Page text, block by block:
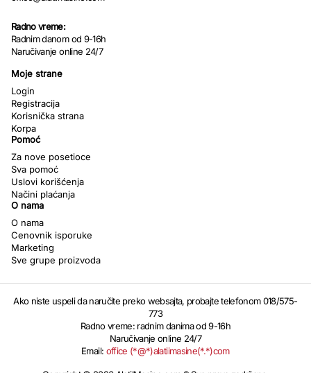
Radno vreme:
Radnim danom od 9-16h
Naručivanje online 24/7
Moje strane
Login
Registracija
Korisnička strana
Korpa
Pomoć
Za nove posetioce
Sva pomoć
Uslovi korišćenja
Načini plaćanja
O nama
O nama
Cenovnik isporuke
Marketing
Sve grupe proizvoda
Ako niste uspeli da naručite preko websajta, probajte telefonom 018/575-
773
Radno vreme: radnim danima od 9-16h
Naručivanje online 24/7
Email: office (*@*)alatiimasine(*.*)com